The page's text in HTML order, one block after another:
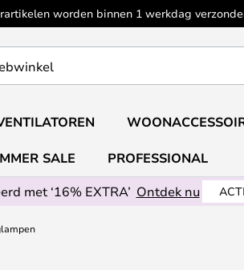
worden binnen 1 werkdag
SALE
PROFESSIONAL
met ‘16% EXTRA’ Ontdek nu